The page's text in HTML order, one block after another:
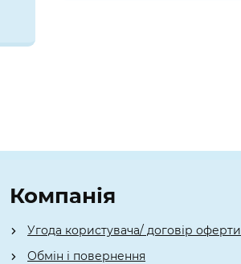
Компанія
Угода користувача/ договір оферти
Обмін і повернення